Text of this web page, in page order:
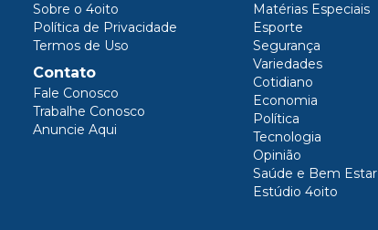
Sobre o 4oito
Política de Privacidade
Termos de Uso
Contato
Fale Conosco
Trabalhe Conosco
Anuncie Aqui
Matérias Especiais
Esporte
Segurança
Variedades
Cotidiano
Economia
Política
Tecnologia
Opinião
Saúde e Bem Estar
Estúdio 4oito